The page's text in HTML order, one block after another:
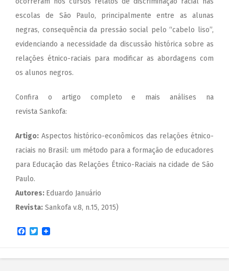
escolas de São Paulo, principalmente entre as alunas
negras, consequência da pressão social pelo “cabelo liso”,
evidenciando a necessidade da discussão histórica sobre as
relações étnico-raciais para modificar as abordagens com
os alunos negros.
Confira o artigo completo e mais análises na
revista Sankofa:
Artigo: Aspectos histórico-econômicos das relações étnico-
raciais no Brasil: um método para a formação de educadores
para Educação das Relações Étnico-Raciais na cidade de São
Paulo.
Autores: Eduardo Januário
Revista: Sankofa v.8, n.15, 2015)
Facebook
Twitter